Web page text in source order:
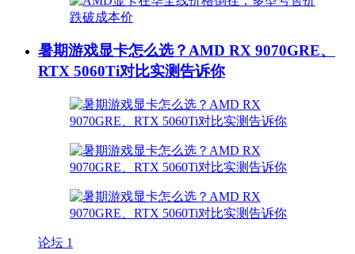
暑期游戏显卡怎么选？AMD RX 9070GRE、
RTX 5060Ti对比实测告诉你
论坛 1